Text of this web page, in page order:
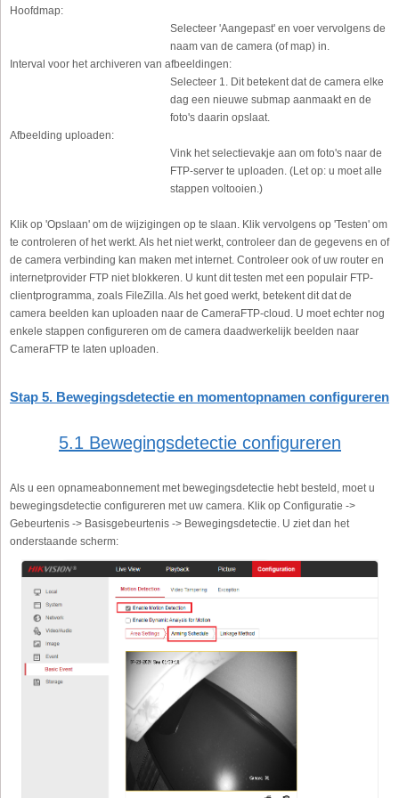
Hoofdmap:
Selecteer 'Aangepast' en voer vervolgens de
naam van de camera (of map) in.
Interval voor het archiveren van afbeeldingen:
Selecteer 1. Dit betekent dat de camera elke
dag een nieuwe submap aanmaakt en de
foto's daarin opslaat.
Afbeelding uploaden:
Vink het selectievakje aan om foto's naar de
FTP-server te uploaden. (Let op: u moet alle
stappen voltooien.)
Klik op 'Opslaan' om de wijzigingen op te slaan. Klik vervolgens op 'Testen' om
te controleren of het werkt. Als het niet werkt, controleer dan de gegevens en of
de camera verbinding kan maken met internet. Controleer ook of uw router en
internetprovider FTP niet blokkeren. U kunt dit testen met een populair FTP-
clientprogramma, zoals FileZilla. Als het goed werkt, betekent dit dat de
camera beelden kan uploaden naar de CameraFTP-cloud. U moet echter nog
enkele stappen configureren om de camera daadwerkelijk beelden naar
CameraFTP te laten uploaden.
Stap 5. Bewegingsdetectie en momentopnamen configureren
5.1 Bewegingsdetectie configureren
Als u een opnameabonnement met bewegingsdetectie hebt besteld, moet u
bewegingsdetectie configureren met uw camera. Klik op Configuratie ->
Gebeurtenis -> Basisgebeurtenis -> Bewegingsdetectie. U ziet dan het
onderstaande scherm: